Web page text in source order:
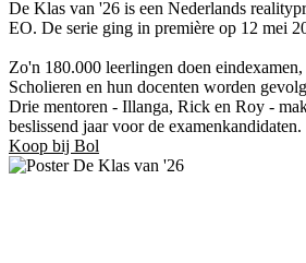
De Klas van '26 is een Nederlands
EO. De serie ging in première op 12 mei
Zo'n 180.000 leerlingen doen eindexamen,
Scholieren en hun docenten worden
Drie mentoren - Illanga, Rick en Roy -
beslissend jaar voor de examenkandidaten.
Koop bij Bol